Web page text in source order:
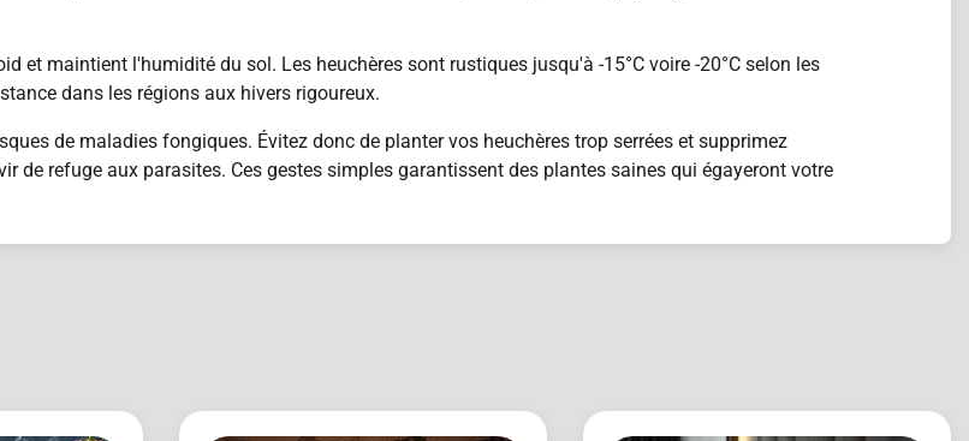
et maintient l'humidité du sol. Les heuchères sont rustiques jusqu'à -15°C voire -20°C selon les
dans les régions aux hivers rigoureux.
de maladies fongiques. Évitez donc de planter vos heuchères trop serrées et supprimez
de refuge aux parasites. Ces gestes simples garantissent des plantes saines qui égayeront votre